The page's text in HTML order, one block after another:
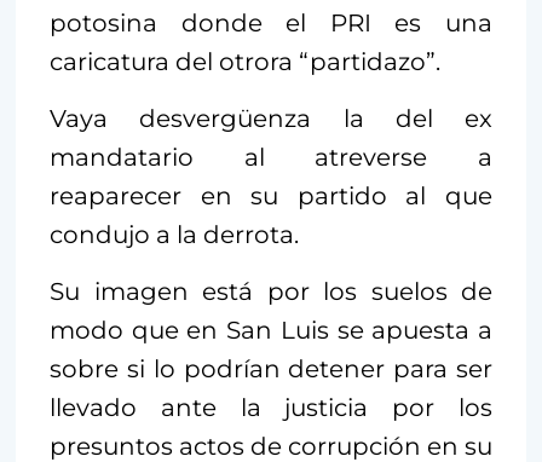
potosina donde el PRI es una
caricatura del otrora “partidazo”.
Vaya desvergüenza la del ex
mandatario al atreverse a
reaparecer en su partido al que
condujo a la derrota.
Su imagen está por los suelos de
modo que en San Luis se apuesta a
sobre si lo podrían detener para ser
llevado ante la justicia por los
presuntos actos de corrupción en su